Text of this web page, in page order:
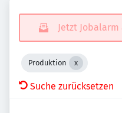
Jetzt
Produktion
Suche zurücksetzen